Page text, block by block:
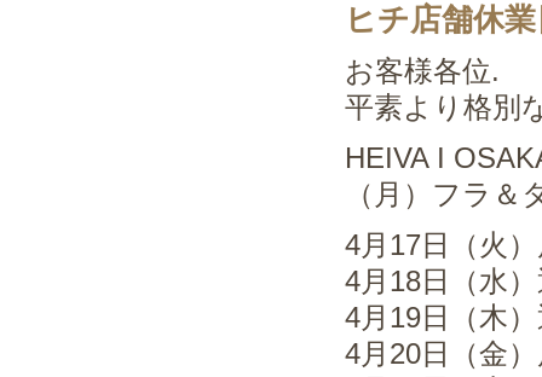
ヒチ店舗休
お客様各位.
平素より格別
HEIVA I
（月）フラ
4月17日（火
4月18日（水
4月19日（木
4月20日（金